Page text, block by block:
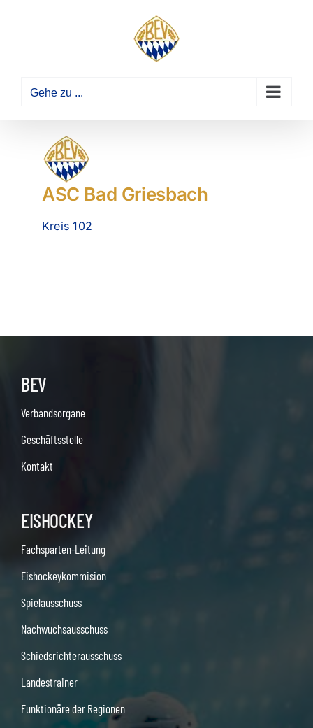
Gehe zu ...
ASC Bad Griesbach
Kreis 102
BEV
Verbandsorgane
Geschäftsstelle
Kontakt
EISHOCKEY
Fachsparten-Leitung
Eishockeykommision
Spielausschuss
Nachwuchsausschuss
Schiedsrichterausschuss
Landestrainer
Funktionäre der Regionen